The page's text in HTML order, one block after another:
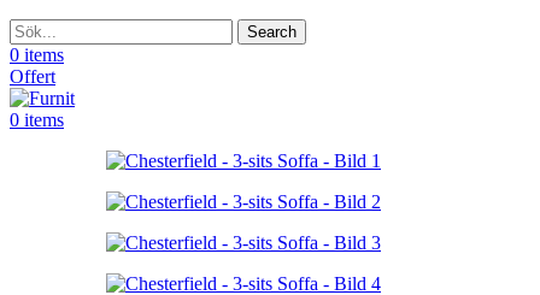
Search
0 items
Offert
0 items